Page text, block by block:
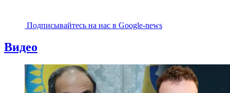
Подписывайтесь на наc в Google-news
Видео